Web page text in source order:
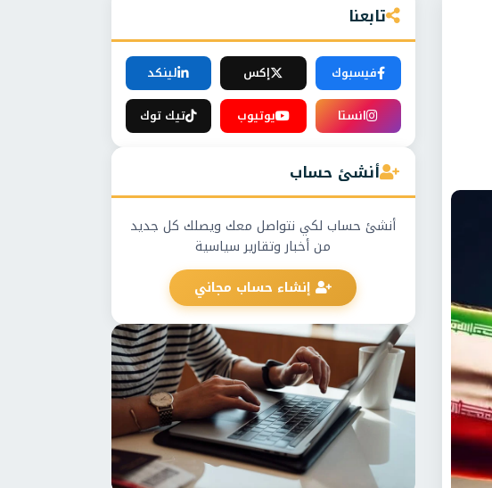
تابعنا
فيسبوك إكس
لينكد
انستا
يوتيوب تيك توك
أنشئ حساب
أنشئ حساب لكي نتواصل معك ويصلك كل جديد
من أخبار وتقارير سياسية
إنشاء حساب مجاني